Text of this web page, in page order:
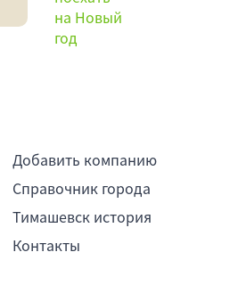
Добавить компанию
Справочник города
Тимашевск история
Контакты